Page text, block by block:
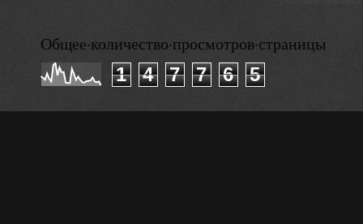
Общее·количество·просмотров·страницы
1
4 7 7 6 5